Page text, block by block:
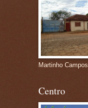
Martinho Campos
Centro